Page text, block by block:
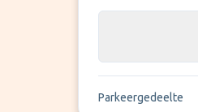
Parkeergedeelte